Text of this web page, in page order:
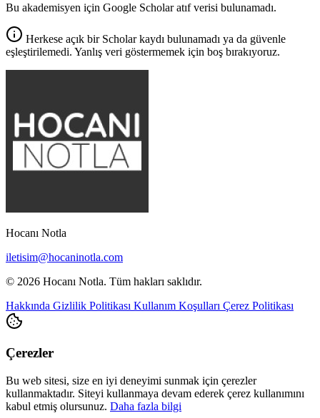
Bu akademisyen için Google Scholar atıf verisi bulunamadı.
Herkese açık bir Scholar kaydı bulunamadı ya da güvenle
eşleştirilemedi. Yanlış veri göstermemek için boş bırakıyoruz.
Hocanı Notla
iletisim@hocaninotla.com
© 2026 Hocanı Notla. Tüm hakları saklıdır.
Hakkında Gizlilik Politikası Kullanım Koşulları Çerez Politikası
Çerezler
Bu web sitesi, size en iyi deneyimi sunmak için çerezler
kullanmaktadır. Siteyi kullanmaya devam ederek çerez kullanımını
kabul etmiş olursunuz. Daha fazla bilgi